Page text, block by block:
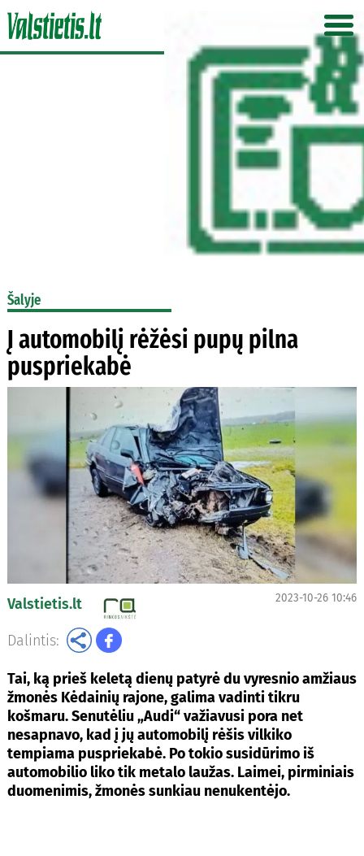
Šalyje
Į automobilį rėžėsi pupų pilna
puspriekabė
Valstietis.lt 2023-10-26 10:46
Dalintis:
Tai, ką prieš keletą dienų patyrė du vyresnio amžiaus
žmonės Kėdainių rajone, galima vadinti tikru
košmaru. Senutėliu „Audi“ važiavusi pora net
nesapnavo, kad į jų automobilį rėšis vilkiko
tempiama puspriekabė. Po tokio susidūrimo iš
automobilio liko tik metalo laužas. Laimei, pirminiais
duomenimis, žmonės sunkiau nenukentėjo.